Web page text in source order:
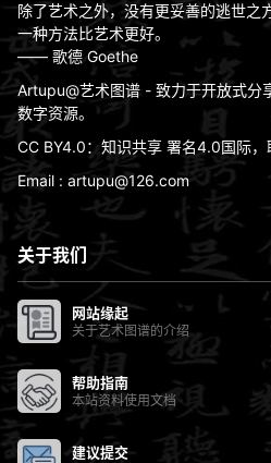
除了艺术之外，没有更妥善的逃世之
一种方法比艺术更好。
—— 歌德 Goethe
Artupu@艺术图谱 - 致力于开放式分
数字资源。
CC BY4.0：知识共享 署名4.0国际，
Email : artupu@126.com
关于我们
网站缘起
关于艺术图谱的介绍
帮助指南
本站资料使用文档
建议提交